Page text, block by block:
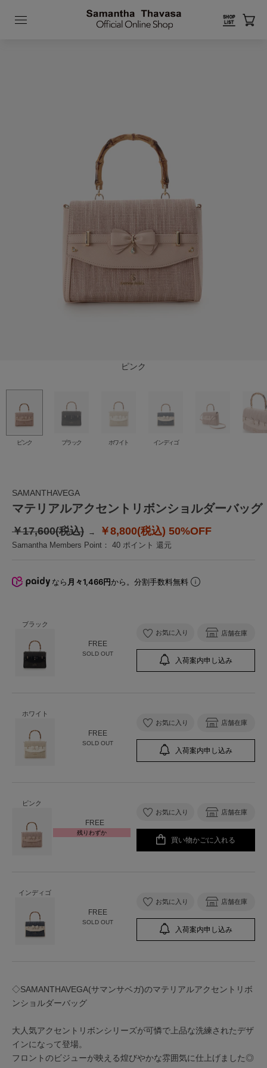
ピンク
ブラック
ホワイト
インディゴ
ピンク ブラック ホワイト インディゴ
SAMANTHAVEGA
マテリアルアクセントリボンショルダーバッグ
￥17,600(税込) ￥8,800(税込) 50%OFF
Samantha Members Point： 40 ポイント 還元
なら 月々1,466円から。分割手数料無料
ブラック
FREE
SOLD OUT
お気に入り 店舗在庫
入荷案内申し込み
ホワイト
FREE
SOLD OUT
お気に入り 店舗在庫
入荷案内申し込み
ピンク
FREE
残りわずか
お気に入り 店舗在庫
買い物かごに入れる
インディゴ
FREE
SOLD OUT
お気に入り 店舗在庫
入荷案内申し込み
◇SAMANTHAVEGA(サマンサベガ)のマテリアルアクセントリボ
ンショルダーバッグ
大人気アクセントリボンシリーズが可憐で上品な洗練されたデザ
インになって登場。
フロントのビジューが映える煌びやかな雰囲気に仕上げました◎